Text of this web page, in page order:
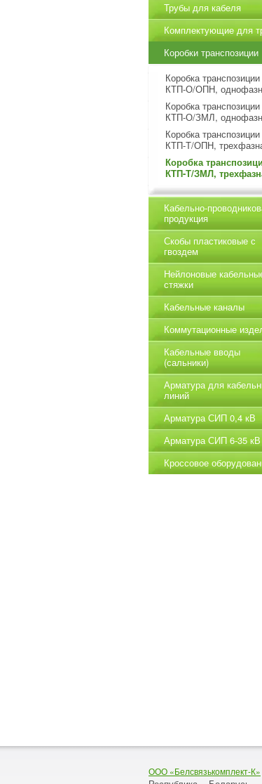
Трубы для кабеля
Комплектующие для
Коробки транспозиции
Коробка транспозиции
КТП-О/ОПН,
Коробка транспозиции
КТП-О/ЗМЛ,
Коробка транспозиции
КТП-Т/ОПН,
Коробка
КТП-Т/ЗМЛ,
Кабельно-
продукция
Скобы пластиковые с
гвоздем
Нейлоновые
стяжки
Кабельные каналы
Коммутационные
Кабельные вводы
(сальники)
Арматура для
линий
Арматура СИП 0,4 кВ
Арматура СИП 6-35 кВ
Кроссовое
ООО «Белсвязькомплект-К»